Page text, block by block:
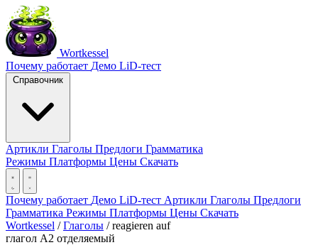
Wortkessel
Почему работает Демо LiD-тест
Справочник
Артикли Глаголы Предлоги Грамматика
Режимы Платформы Цены Скачать
Почему работает Демо LiD-тест Артикли Глаголы Предлоги
Грамматика Режимы Платформы Цены Скачать
Wortkessel / Глаголы / reagieren auf
глагол A2 отделяемый